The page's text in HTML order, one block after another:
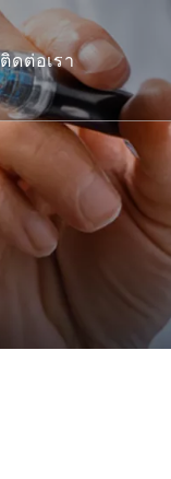
(NHP)
ณาการ
ร์คเกอร์
ติดต่อเรา